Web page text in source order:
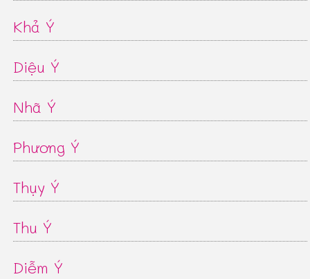
Khả Ý
Diệu Ý
Nhã Ý
Phương Ý
Thụy Ý
Thu Ý
Diễm Ý